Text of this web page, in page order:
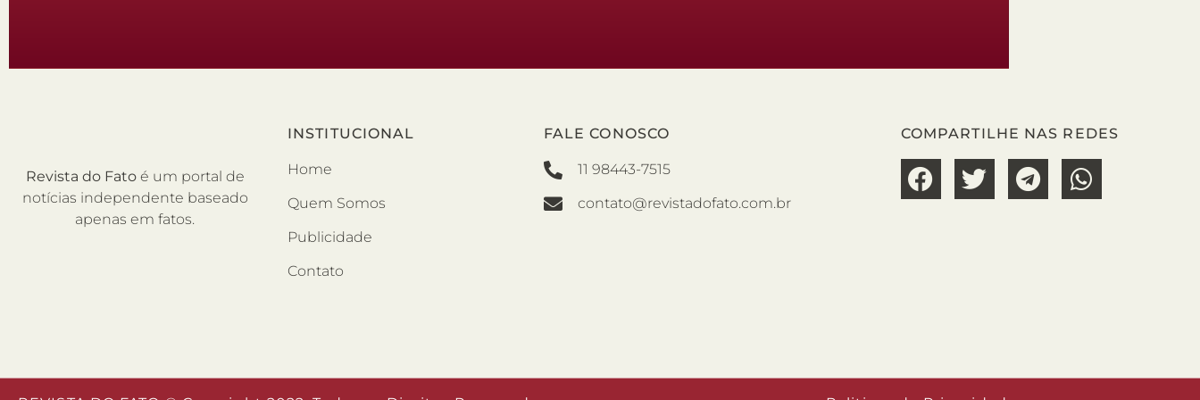
Revista do Fato é um portal de
notícias independente baseado
apenas em fatos.
INSTITUCIONAL
Home
Quem Somos
Publicidade
Contato
FALE CONOSCO
11 98443-7515
contato@revistadofato.com.br
COMPARTILHE NAS REDES